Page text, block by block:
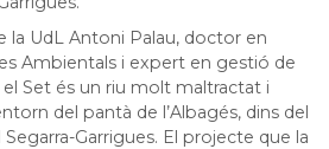
la UdL Antoni Palau, doctor en
Ambientals i expert en gestió de
el Set és un riu molt maltractat i
del pantà de l’Albagés, dins del
Garrigues. El projecte que la